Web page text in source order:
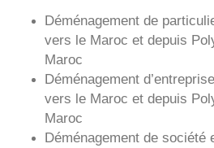
Déménagement de
vers le Maroc et depuis
Maroc
Déménagement d’entreprise
vers le Maroc et depuis
Maroc
Déménagement de société